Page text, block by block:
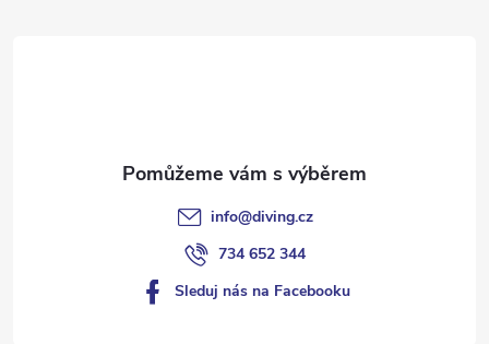
info@diving.cz
734 652 344
Sleduj nás na Facebooku